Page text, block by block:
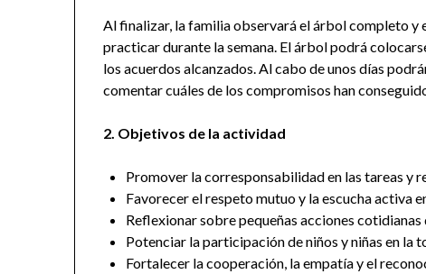
Al finalizar, la familia observará el árbol completo y
practicar durante la semana. El árbol podrá
los acuerdos alcanzados. Al cabo de unos días
comentar cuáles de los compromisos han
2. Objetivos de la actividad
Promover la corresponsabilidad en las tareas y
Favorecer el respeto mutuo y la escucha activa
Reflexionar sobre pequeñas acciones
Potenciar la participación de niños y niñas en la
Fortalecer la cooperación, la empatía y el